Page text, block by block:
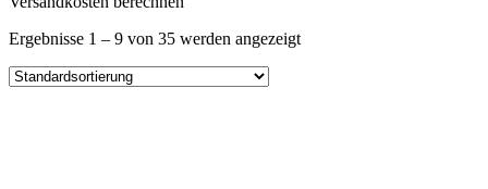
Ergebnisse 1 – 9 von 35 werden angezeigt